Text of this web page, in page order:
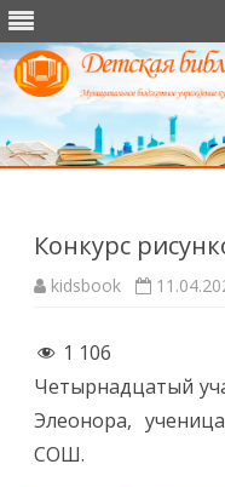
Конкурс
kidsbook
1 106
Четырнадцатый
Элеонора,
СОШ.